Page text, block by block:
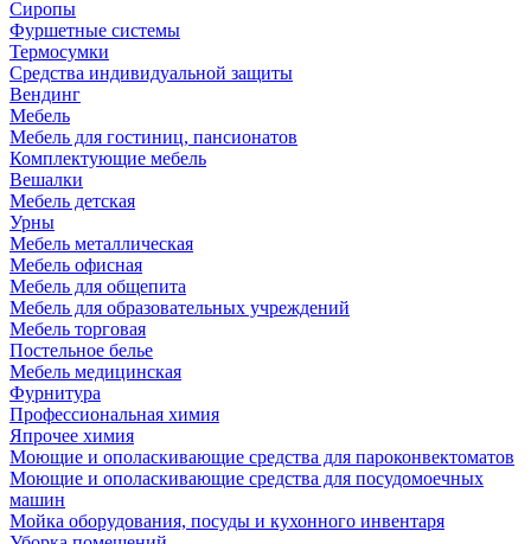
Сиропы
Фуршетные системы
Термосумки
Средства индивидуальной защиты
Вендинг
Мебель
Мебель для гостиниц, пансионатов
Комплектующие мебель
Вешалки
Мебель детская
Урны
Мебель металлическая
Мебель офисная
Мебель для общепита
Мебель для образовательных учреждений
Мебель торговая
Постельное белье
Мебель медицинская
Фурнитура
Профессиональная химия
Япрочее химия
Моющие и ополаскивающие средства для пароконвектоматов
Моющие и ополаскивающие средства для посудомоечных
машин
Мойка оборудования, посуды и кухонного инвентаря